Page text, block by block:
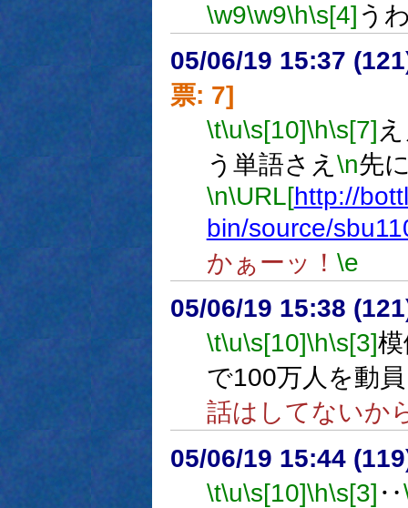
\w9\w9\h\s[4] う
05/06/19 15:37
票: 7]
\t\u\s[10]\h\s[7]
う単語さえ \n先
\n\URL[http://
bin/source/
かぁーッ！ \e
05/06/19 15:38
\t\u\s[10]\h\s[3]
で100万人を動
話はしてないか
05/06/19 15:44
\t\u\s[10]\h\s[3] ‥